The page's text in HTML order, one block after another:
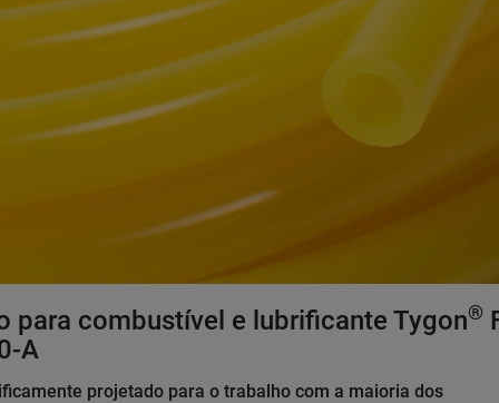
para combustível e lubrificante Tygon®
A
projetado para o trabalho com a maioria dos